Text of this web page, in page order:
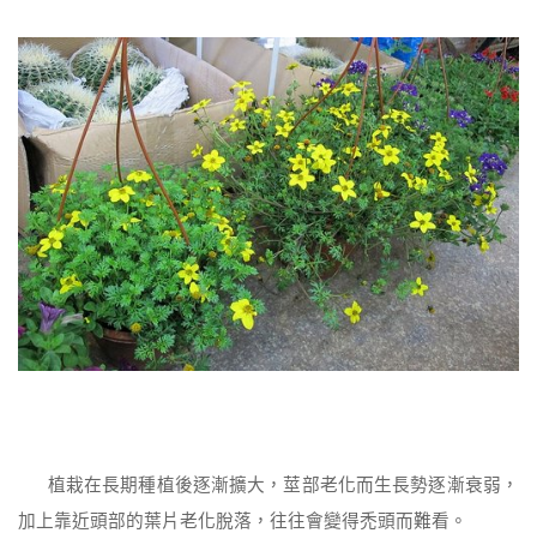
植栽在長期種植後逐漸擴大，莖部老化而生長勢逐漸衰弱，
加上靠近頭部的葉片老化脫落，往往會變得禿頭而難看。